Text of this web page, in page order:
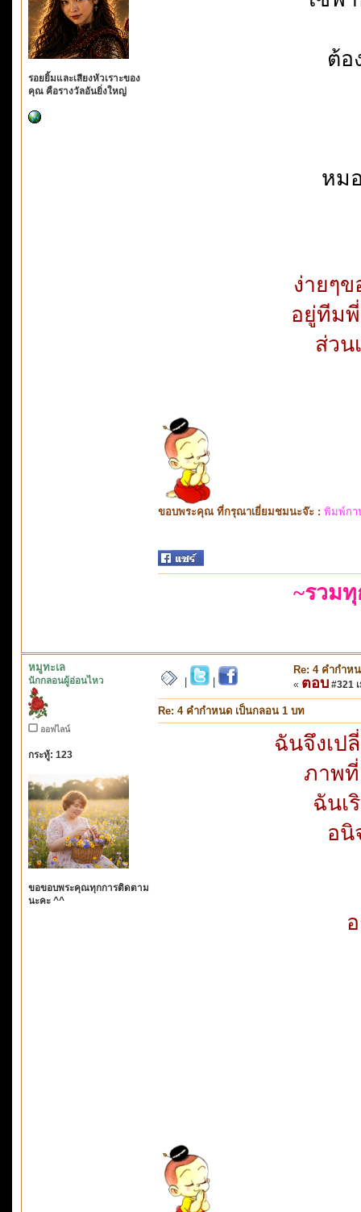
รอยยิ้มและเสียงหัวเราะของ
คุณ คือรางวัลอันยิ่งใหญ่
ต้
หม
ง่ายๆ
อยู่ทีม
ส่วน
ขอบพระคุณ ที่กรุณาเยี่ยมชมนะจ๊ะ : พิมพ์กา
~รวม
หมูทะเล
นักกลอนผู้อ่อนไหว
ออฟไลน์
กระทู้: 123
ขอขอบพระคุณทุกการติดตาม
นะคะ ^^
Re: 4 คำกำห
« ตอบ #321
Re: 4 คำกำหนด เป็นกลอน 1 บท
ฉันจึงเป
ภาพ
ฉันเ
อนิ